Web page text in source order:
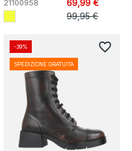
21100958
69,99 €
99,95 €
-39%
SPEDIZIONE GRATUITA
favorite_border